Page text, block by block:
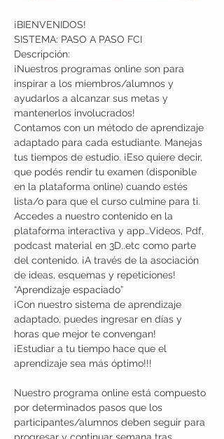
¡BIENVENIDOS!
SISTEMA: PASO A PASO FCI
Descripción:
¡Nuestros programas online son para
inspirar a los miembros/alumnos y
ayudarlos a alcanzar sus metas y
mantenerlos involucrados!
Contamos con un método de aprendizaje
adaptado para cada estudiante. Manejas
tus tiempos de estudio. ¡Eso quiere decir,
que podés rendir tu examen (disponible
en la plataforma online) cuando estés
lista/o para que el curso culmine para ti.
Accedes a nuestro contenido en la
plataforma interactiva y app…Videos, Pdf,
podcast material en 3D..etc como parte
del contenido. ¡A través de la asociación
de ideas, esquemas y repeticiones!
“Aprendizaje espaciado”
¡Con nuestro sistema de aprendizaje
adaptado, puedes ingresar en días y
horas que mejor te convengan!
¡Estudiar a tu tiempo hace que el
aprendizaje sea más óptimo!!!
Nuestro programa online está compuesto
por determinados pasos que los
participantes/alumnos deben seguir para